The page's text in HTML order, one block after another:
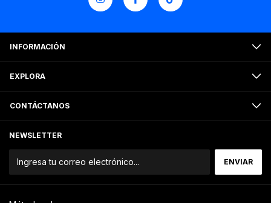
INFORMACIÓN
EXPLORA
CONTÁCTANOS
NEWSLETTER